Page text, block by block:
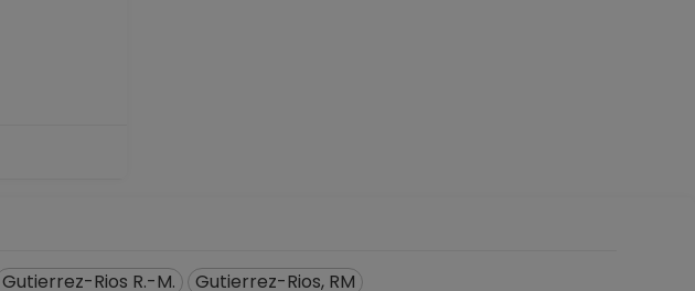
Gutierrez-Rios R.-M.
Gutierrez-Rios, RM